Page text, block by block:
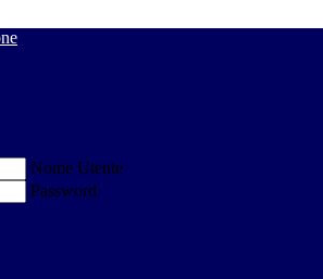
Nome Utente
Password